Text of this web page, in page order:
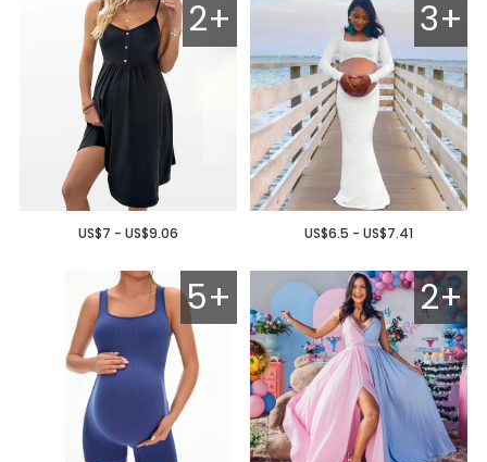
2+
US$7 - US$9.06
3+
US$6.5 - US$7.41
5+ 2+